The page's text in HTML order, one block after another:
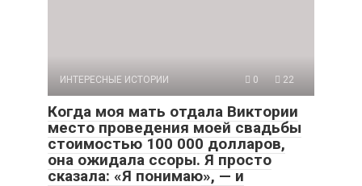
ИНТЕРЕСНЫЕ ИСТОРИИ 0 22
Когда моя мать отдала Виктории
место проведения моей свадьбы
стоимостью 100 000 долларов,
она ожидала ссоры. Я просто
сказала: «Я понимаю», — и